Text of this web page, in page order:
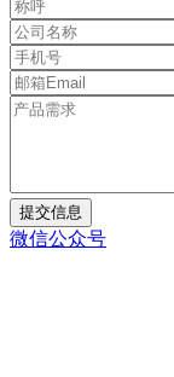
提交信息
微信公众号